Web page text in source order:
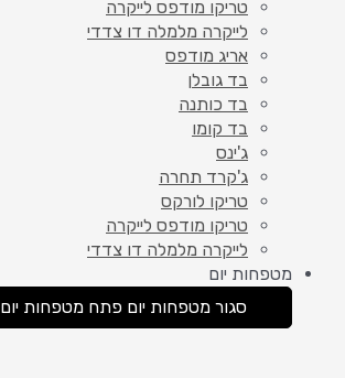
טריקו מודפס לייקרה
לייקרה מלמלה דו צדדי
אריג מודפס
בד גובלן
בד כותנה
בד קומו
ג'ינס
ג'קרד תחרה
טריקו לורקס
טריקו מודפס לייקרה
לייקרה מלמלה דו צדדי
מטפחות יום
סגור מטפחות יום פתח מטפחות יום